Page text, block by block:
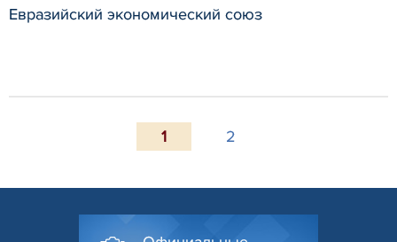
Евразийский экономический союз
1 2